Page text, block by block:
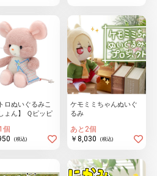
ロぬいぐるみこ
ょん】 Ｑピッピ
個
(税込)
ケモミミちゃんぬいぐ
るみ
あと2個
￥8,030
(税込)